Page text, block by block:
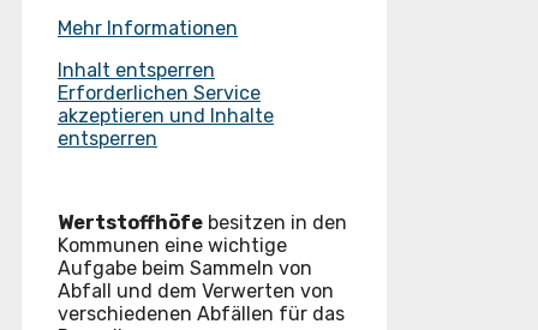
Mehr Informationen
Inhalt entsperren
Erforderlichen Service
akzeptieren und Inhalte
entsperren
Wertstoffhöfe besitzen in den
Kommunen eine wichtige
Aufgabe beim Sammeln von
Abfall und dem Verwerten von
verschiedenen Abfällen für das